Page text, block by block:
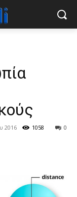
2016 0
1058